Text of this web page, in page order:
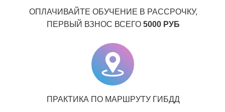
ПРАКТИКА ПО МАРШРУТУ ГИБДД
ОПЛАЧИВАЙТЕ ОБУЧЕНИЕ В РАССРОЧКУ,
ПЕРВЫЙ ВЗНОС ВСЕГО 5000 РУБ